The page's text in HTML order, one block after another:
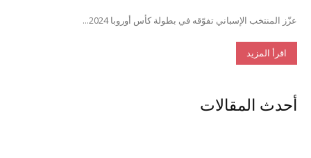
عزّز المنتخب الإسباني تفوّقه في بطولة كأس أوروبا 2024...
اقرأ المزيد
أحدث المقالات